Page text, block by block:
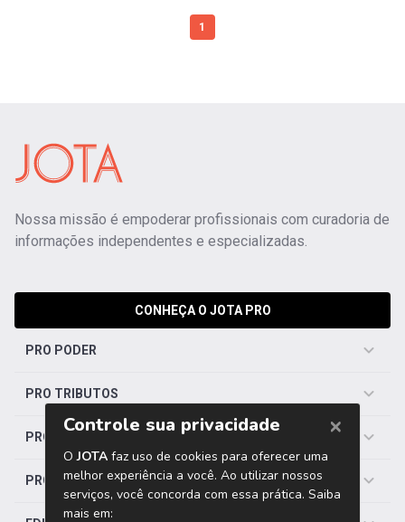
1
Nossa missão é empoderar profissionais com curadoria de
informações independentes e especializadas.
CONHEÇA O JOTA PRO
PRO PODER
PRO TRIBUTOS
PRO TRABALHISTA
PRO SAÚDE